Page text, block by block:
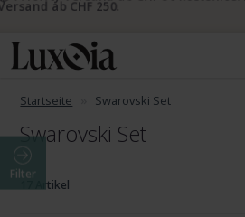
Startseite Swarovski Set
Swarovski Set
Filter
17 Artikel
📦 Priority Versand ab CHF 50